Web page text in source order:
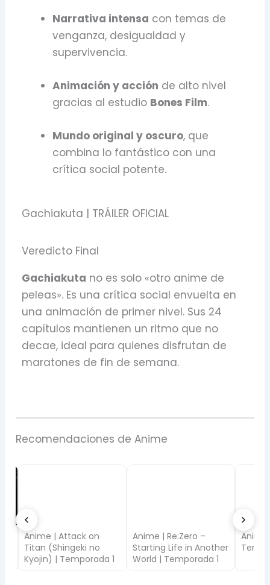
Narrativa intensa con temas de
venganza, desigualdad y
supervivencia.
Animación y acción de alto nivel
gracias al estudio Bones Film.
Mundo original y oscuro, que
combina lo fantástico con una
crítica social potente.
Gachiakuta | TRÁILER OFICIAL
Veredicto Final
Gachiakuta no es solo «otro anime de
peleas». Es una crítica social envuelta en
una animación de primer nivel. Sus 24
capítulos mantienen un ritmo que no
decae, ideal para quienes disfrutan de
maratones de fin de semana.
Recomendaciones de Anime
Anime | Attack on
Titan (Shingeki no
Kyojin) | Temporada 1
Anime | Re:Zero –
Starting Life in Another
World | Temporada 1
Anime